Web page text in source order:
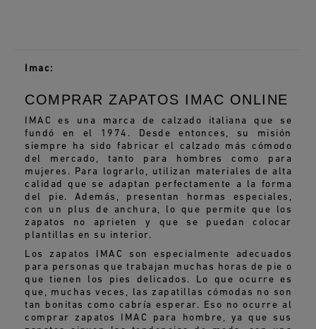
Imac:
COMPRAR ZAPATOS IMAC ONLINE
IMAC es una marca de calzado italiana que se
fundó en el 1974. Desde entonces, su misión
siempre ha sido fabricar el calzado más cómodo
del mercado, tanto para hombres como para
mujeres. Para lograrlo, utilizan materiales de alta
calidad que se adaptan perfectamente a la forma
del pie. Además, presentan hormas especiales,
con un plus de anchura, lo que permite que los
zapatos no aprieten y que se puedan colocar
plantillas en su interior.
Los zapatos IMAC son especialmente adecuados
para personas que trabajan muchas horas de pie o
que tienen los pies delicados. Lo que ocurre es
que, muchas veces, las zapatillas cómodas no son
tan bonitas como cabría esperar. Eso no ocurre al
comprar zapatos IMAC para hombre, ya que sus